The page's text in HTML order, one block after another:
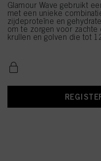
Glamour Wave gebruikt
met een unieke
zijdeproteïne en
om te zorgen voor
krullen en golven die tot